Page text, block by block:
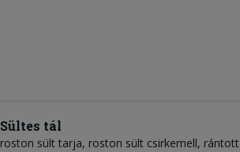
Sültes tál
roston sült tarja, roston sült csirkemell, rántott